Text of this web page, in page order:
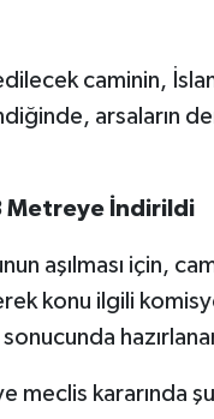
caminin,
arsaların
Metreye İndirildi
aşılması için,
konu ilgili
meclis kararında